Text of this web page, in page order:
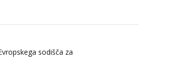
sodišča za